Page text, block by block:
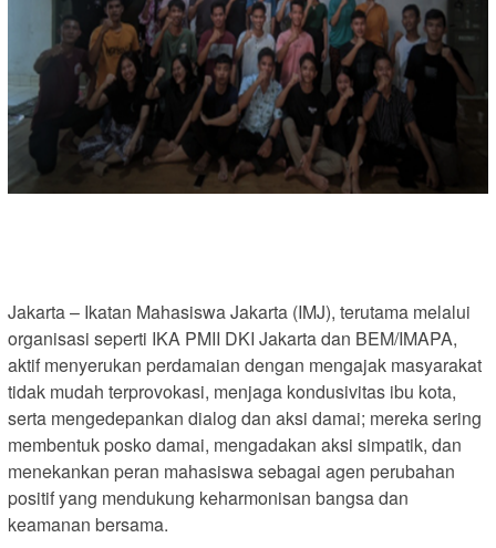
Jakarta – Ikatan Mahasiswa Jakarta (IMJ), terutama melalui
organisasi seperti IKA PMII DKI Jakarta dan BEM/IMAPA,
aktif menyerukan perdamaian dengan mengajak masyarakat
tidak mudah terprovokasi, menjaga kondusivitas ibu kota,
serta mengedepankan dialog dan aksi damai; mereka sering
membentuk posko damai, mengadakan aksi simpatik, dan
menekankan peran mahasiswa sebagai agen perubahan
positif yang mendukung keharmonisan bangsa dan
keamanan bersama.